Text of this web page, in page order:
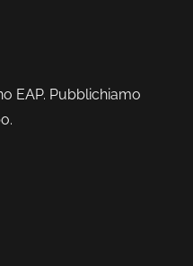
EAP. Pubblichiamo